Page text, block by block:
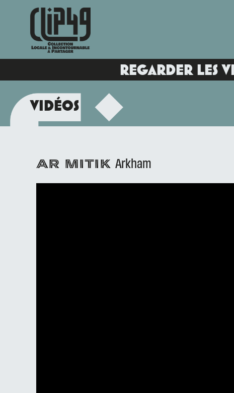
REGARDER LES
VIDÉOS
AR MITIK Arkham